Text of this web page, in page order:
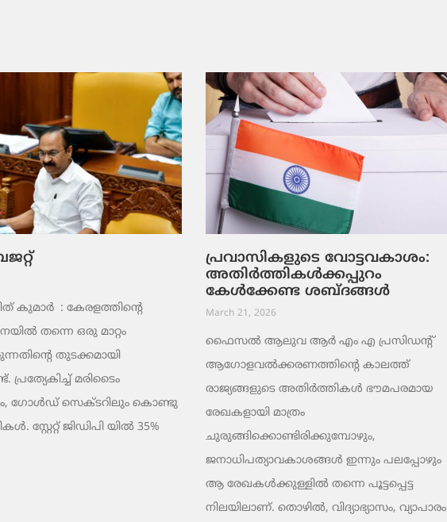
കുമാര്‍ : കേരളത്തിന്റെ
തന്നെ ഒരു മാറ്റം
തുടക്കമായി
മരിടൈം
ഗോൾഡ് സെക്ടറിലും കൊണ്ടു
സ്റ്റേറ്റ് ജിഡിപി യിൽ 35%
പ്രവാസികളുടെ വോട്ടവകാശം:
അതിർത്തികൾക്കപ്പുറം
കേൾക്കേണ്ട ശബ്ദങ്ങൾ
March 21, 2026
ഫൈസൽ ആലുവ ആർ എം എ പ്രസിഡന്റ്
ആഗോളവൽക്കരണത്തിന്റെ കാലത്ത്
രാജ്യങ്ങളുടെ അതിർത്തികൾ ഭൗമപരമായ
രേഖകളായി മാത്രം
ചുരുങ്ങിക്കൊണ്ടിരിക്കുമ്പോഴും,
ജനാധിപത്യാവകാശങ്ങൾ ഇന്നും പലപ്പോഴും
ആ രേഖകൾക്കുള്ളിൽ തന്നെ പൂട്ടപ്പെട്ട
നിലയിലാണ്. തൊഴിൽ, വിദ്യാഭ്യാസം, വ്യാപാരം